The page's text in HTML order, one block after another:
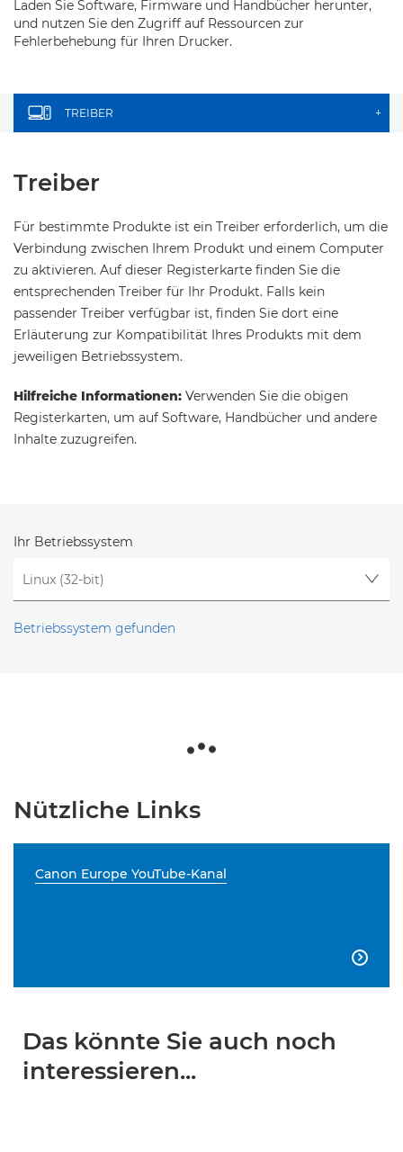
Laden Sie Software, Firmware und Handbücher herunter,
und nutzen Sie den Zugriff auf Ressourcen zur
Fehlerbehebung für Ihren Drucker.
TREIBER +
Treiber
Für bestimmte Produkte ist ein Treiber erforderlich, um die
Verbindung zwischen Ihrem Produkt und einem Computer
zu aktivieren. Auf dieser Registerkarte finden Sie die
entsprechenden Treiber für Ihr Produkt. Falls kein
passender Treiber verfügbar ist, finden Sie dort eine
Erläuterung zur Kompatibilität Ihres Produkts mit dem
jeweiligen Betriebssystem.
Hilfreiche Informationen: Verwenden Sie die obigen
Registerkarten, um auf Software, Handbücher und andere
Inhalte zuzugreifen.
Ihr Betriebssystem
Betriebssystem gefunden
Nützliche Links
Canon Europe YouTube-Kanal

Das könnte Sie auch noch
interessieren...